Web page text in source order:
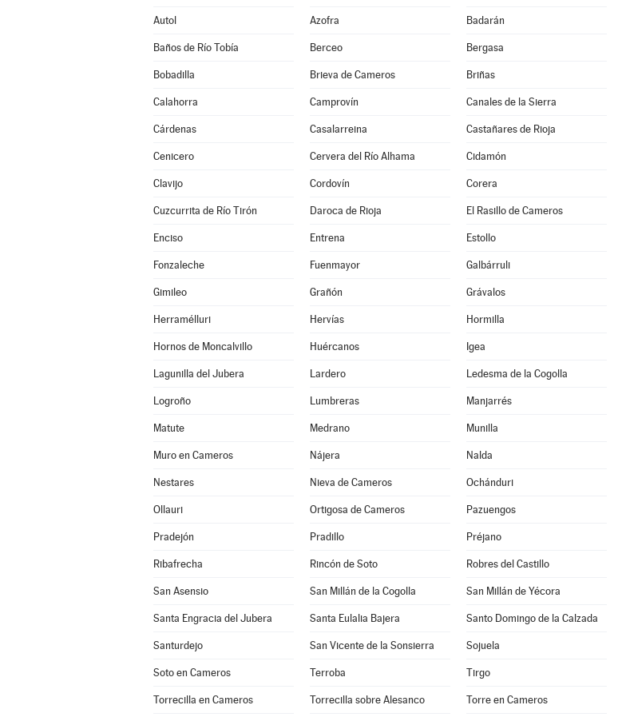
Autol Azofra Badarán
Baños de Río Tobía Berceo Bergasa
Bobadilla Brieva de Cameros Briñas
Calahorra Camprovín Canales de la Sierra
Cárdenas Casalarreina Castañares de Rioja
Cenicero Cervera del Río Alhama Cidamón
Clavijo Cordovín Corera
Cuzcurrita de Río Tirón Daroca de Rioja El Rasillo de Cameros
Enciso Entrena Estollo
Fonzaleche Fuenmayor Galbárruli
Gimileo Grañón Grávalos
Herramélluri Hervías Hormilla
Hornos de Moncalvillo Huércanos Igea
Lagunilla del Jubera Lardero Ledesma de la Cogolla
Logroño Lumbreras Manjarrés
Matute Medrano Munilla
Muro en Cameros Nájera Nalda
Nestares Nieva de Cameros Ochánduri
Ollauri Ortigosa de Cameros Pazuengos
Pradejón Pradillo Préjano
Ribafrecha Rincón de Soto Robres del Castillo
San Asensio San Millán de la Cogolla San Millán de Yécora
Santa Engracia del Jubera Santa Eulalia Bajera Santo Domingo de la Calzada
Santurdejo San Vicente de la Sonsierra Sojuela
Soto en Cameros Terroba Tirgo
Torrecilla en Cameros Torrecilla sobre Alesanco Torre en Cameros